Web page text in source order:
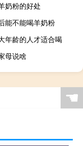
奶粉的好处
能不能喝羊奶粉
年龄的人才适合喝
母说啥
☚